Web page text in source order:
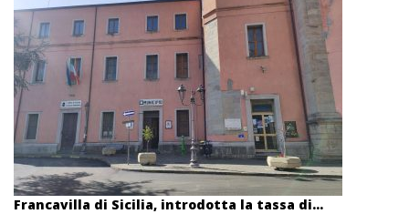
Francavilla di Sicilia, introdotta la tassa di...